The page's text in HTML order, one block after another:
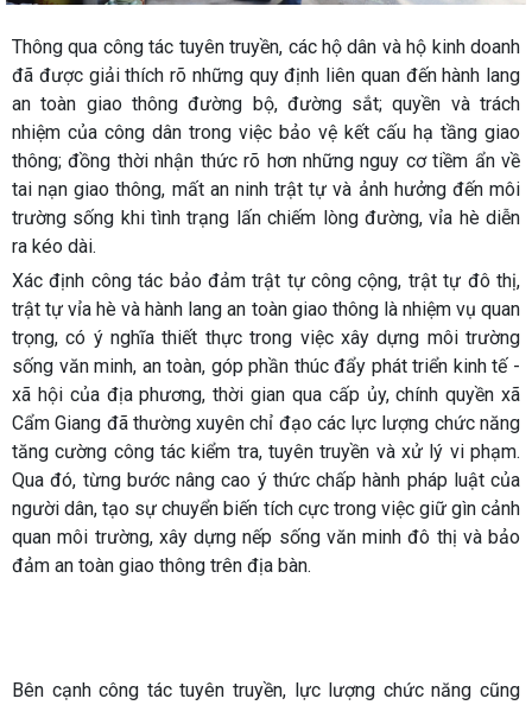
Thông qua công tác tuyên truyền, các hộ dân và hộ kinh doanh
đã được giải thích rõ những quy định liên quan đến hành lang
an toàn giao thông đường bộ, đường sắt; quyền và trách
nhiệm của công dân trong việc bảo vệ kết cấu hạ tầng giao
thông; đồng thời nhận thức rõ hơn những nguy cơ tiềm ẩn về
tai nạn giao thông, mất an ninh trật tự và ảnh hưởng đến môi
trường sống khi tình trạng lấn chiếm lòng đường, vỉa hè diễn
ra kéo dài.
Xác định công tác bảo đảm trật tự công cộng, trật tự đô thị,
trật tự vỉa hè và hành lang an toàn giao thông là nhiệm vụ quan
trọng, có ý nghĩa thiết thực trong việc xây dựng môi trường
sống văn minh, an toàn, góp phần thúc đẩy phát triển kinh tế -
xã hội của địa phương, thời gian qua cấp ủy, chính quyền xã
Cẩm Giang đã thường xuyên chỉ đạo các lực lượng chức năng
tăng cường công tác kiểm tra, tuyên truyền và xử lý vi phạm.
Qua đó, từng bước nâng cao ý thức chấp hành pháp luật của
người dân, tạo sự chuyển biến tích cực trong việc giữ gìn cảnh
quan môi trường, xây dựng nếp sống văn minh đô thị và bảo
đảm an toàn giao thông trên địa bàn.
Bên cạnh công tác tuyên truyền, lực lượng chức năng cũng